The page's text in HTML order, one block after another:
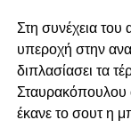
Στη συνέχεια του
υπεροχή στην
διπλασίασει τα
Σταυρακόπουλου
έκανε το σουτ η